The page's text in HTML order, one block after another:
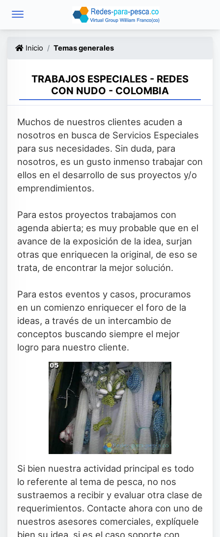
Inicio Temas generales
TRABAJOS ESPECIALES - REDES
CON NUDO - COLOMBIA
Muchos de nuestros clientes acuden a
nosotros en busca de Servicios Especiales
para sus necesidades. Sin duda, para
nosotros, es un gusto inmenso trabajar con
ellos en el desarrollo de sus proyectos y/o
emprendimientos.
Para estos proyectos trabajamos con
agenda abierta; es muy probable que en el
avance de la exposición de la idea, surjan
otras que enriquecen la original, de eso se
trata, de encontrar la mejor solución.
Para estos eventos y casos, procuramos
en un comienzo enriquecer el foro de la
ideas, a través de un intercambio de
conceptos buscando siempre el mejor
logro para nuestro cliente.
Si bien nuestra actividad principal es todo
lo referente al tema de pesca, no nos
sustraemos a recibir y evaluar otra clase de
requerimientos. Contacte ahora con uno de
nuestros asesores comerciales, explíquele
bien su idea, si es el caso soporte con